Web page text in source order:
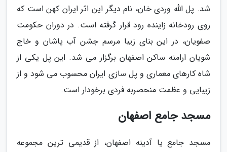
شد. پل الله وردی خان، نام دیگر این اثر ایران کهن است که
روی رودخانه زاینده رود قرار گرفته است. در دوران حکومت
صفویان، در این بنای زیبا مرسم جشن آب پاشان و خاج
شویان ارامنه ساکن اصفهان برگزار می شد. این پل یکی از
شاه کارهای معماری و پل سازی ایران محسوب می شود و از
زیبایی و عظمت منحصربه فردی برخودار است.
مسجد جامع اصفهان
مسجد جامع یا آدینه اصفهان، از قدیمی ترین مجموعه